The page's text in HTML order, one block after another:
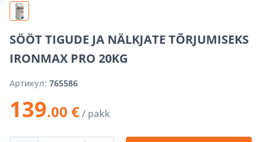
SÖÖT TIGUDE JA NÄLKJATE TÕRJUMISEKS
IRONMAX PRO 20KG
Артикул: 765586
139.00 €/ pakk